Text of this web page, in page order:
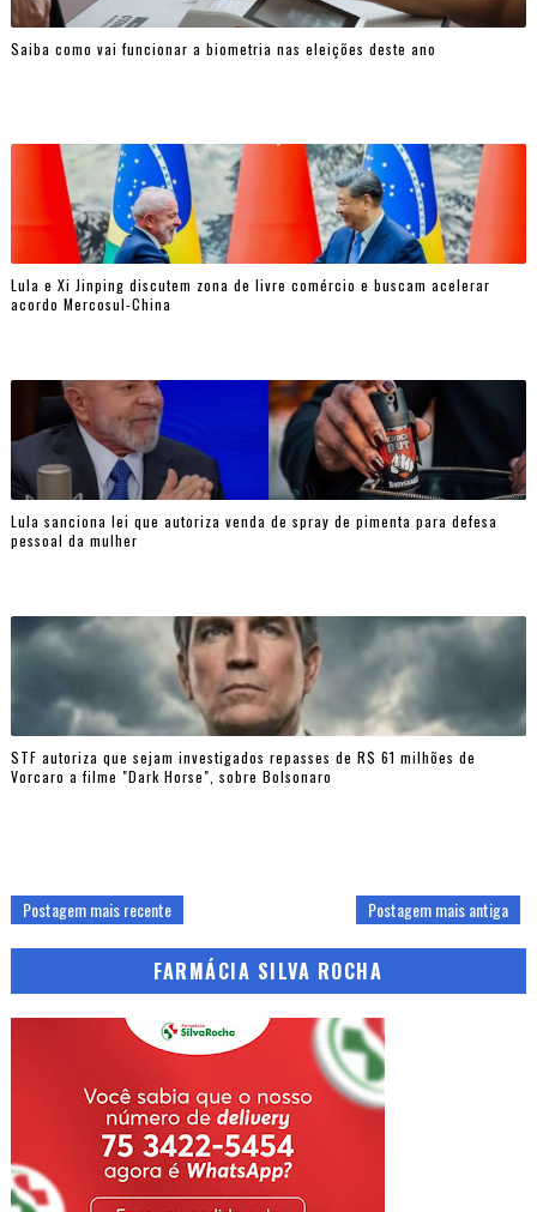
Saiba como vai funcionar a biometria nas eleições deste ano
Lula e Xi Jinping discutem zona de livre comércio e buscam acelerar
acordo Mercosul-China
Lula sanciona lei que autoriza venda de spray de pimenta para defesa
pessoal da mulher
STF autoriza que sejam investigados repasses de R$ 61 milhões de
Vorcaro a filme "Dark Horse", sobre Bolsonaro
Postagem mais recente Postagem mais antiga
FARMÁCIA SILVA ROCHA